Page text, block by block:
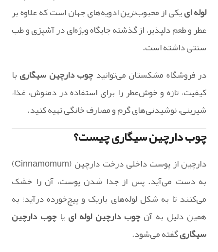
لوله اییکی از محبوب‌ترین ادویه‌های جهان است که علاوه بر
عطر و طعم دلپذیر، از گذشته جایگاه ویژه‌ای در آشپزی و طب
سنتی داشته است.
در فروشگاه مشکستان می‌توانیدچوب دارچین سیگاریبا
کیفیت، تازه و خوش‌عطر را برای استفاده در دمنوش، غذا،
شیرینی، نوشیدنی‌های گرم و مصارف خانگی تهیه کنید.
چوب دارچین سیگاری چیست؟
دارچین از پوست داخلی درخت دارچین (Cinnamomum)
به دست می‌آید. پس از جدا شدن پوست، آن را خشک
می‌کنند تا به شکل لوله‌های باریک و پیچ‌خورده درآید؛ به
همین دلیل به آنچوب دارچین لوله ای یاچوب دارچین
سیگاریگفته می‌شود.